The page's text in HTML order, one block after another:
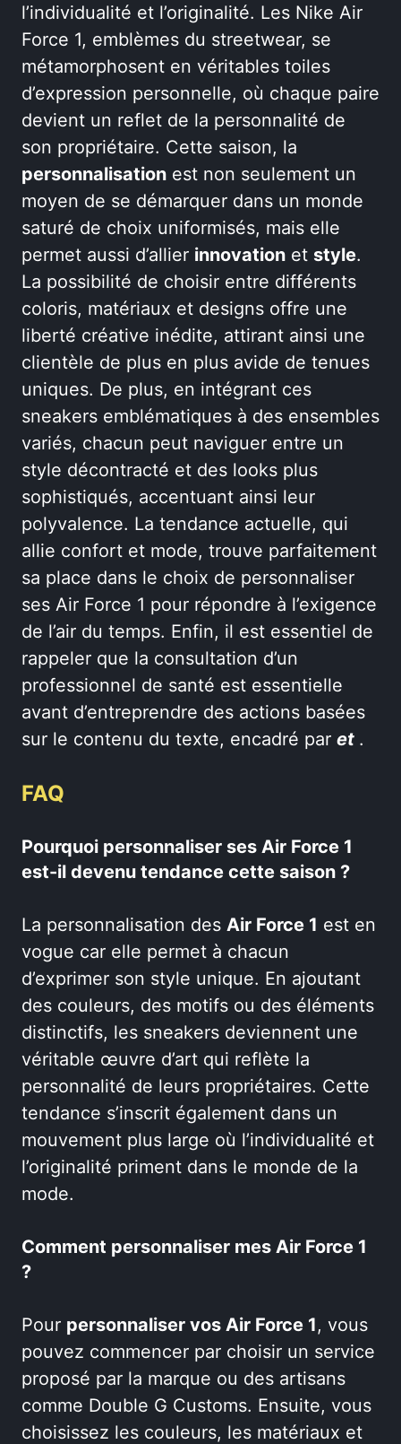
l’individualité et l’originalité. Les Nike Air
Force 1, emblèmes du streetwear, se
métamorphosent en véritables toiles
d’expression personnelle, où chaque paire
devient un reflet de la personnalité de
son propriétaire. Cette saison, la
personnalisation est non seulement un
moyen de se démarquer dans un monde
saturé de choix uniformisés, mais elle
permet aussi d’allier innovation et style.
La possibilité de choisir entre différents
coloris, matériaux et designs offre une
liberté créative inédite, attirant ainsi une
clientèle de plus en plus avide de tenues
uniques. De plus, en intégrant ces
sneakers emblématiques à des ensembles
variés, chacun peut naviguer entre un
style décontracté et des looks plus
sophistiqués, accentuant ainsi leur
polyvalence. La tendance actuelle, qui
allie confort et mode, trouve parfaitement
sa place dans le choix de personnaliser
ses Air Force 1 pour répondre à l’exigence
de l’air du temps. Enfin, il est essentiel de
rappeler que la consultation d’un
professionnel de santé est essentielle
avant d’entreprendre des actions basées
sur le contenu du texte, encadré par et .
FAQ
Pourquoi personnaliser ses Air Force 1
est-il devenu tendance cette saison ?
La personnalisation des Air Force 1 est en
vogue car elle permet à chacun
d’exprimer son style unique. En ajoutant
des couleurs, des motifs ou des éléments
distinctifs, les sneakers deviennent une
véritable œuvre d’art qui reflète la
personnalité de leurs propriétaires. Cette
tendance s’inscrit également dans un
mouvement plus large où l’individualité et
l’originalité priment dans le monde de la
mode.
Comment personnaliser mes Air Force 1
?
Pour personnaliser vos Air Force 1, vous
pouvez commencer par choisir un service
proposé par la marque ou des artisans
comme Double G Customs. Ensuite, vous
choisissez les couleurs, les matériaux et